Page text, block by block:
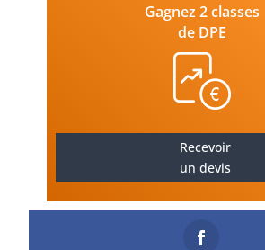
Gagnez 2 classes
de DPE
Recevoir
un devis